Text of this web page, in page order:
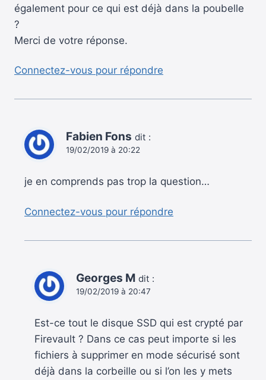
également pour ce qui est déjà dans la poubelle
?
Merci de votre réponse.
Connectez-vous pour répondre
Fabien Fons dit :
19/02/2019 à 20:22
je en comprends pas trop la question…
Connectez-vous pour répondre
Georges M dit :
19/02/2019 à 20:47
Est-ce tout le disque SSD qui est crypté par
Firevault ? Dans ce cas peut importe si les
fichiers à supprimer en mode sécurisé sont
déjà dans la corbeille ou si l’on les y mets